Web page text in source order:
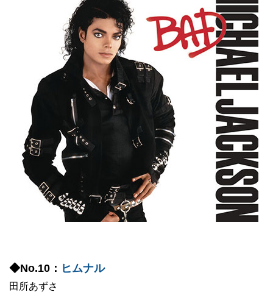
◆No.10： ヒムナル
田所あずさ